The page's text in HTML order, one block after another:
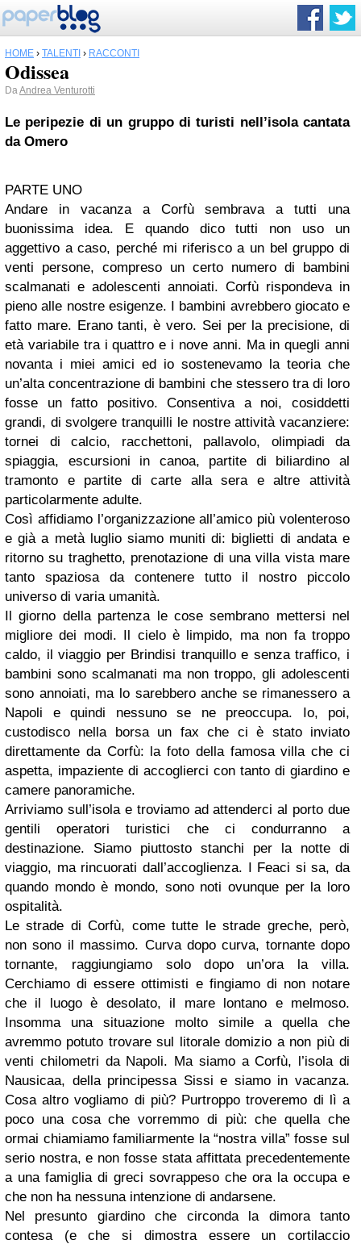
HOME › TALENTI › RACCONTI
Odissea
DaAndrea Venturotti
Le peripezie di un gruppo di turisti nell’isola cantata
da Omero
PARTE UNO
Andare in vacanza a Corfù sembrava a tutti una
buonissima idea. E quando dico tutti non uso un
aggettivo a caso, perché mi riferisco a un bel gruppo di
venti persone, compreso un certo numero di bambini
scalmanati e adolescenti annoiati. Corfù rispondeva in
pieno alle nostre esigenze. I bambini avrebbero giocato e
fatto mare. Erano tanti, è vero. Sei per la precisione, di
età variabile tra i quattro e i nove anni. Ma in quegli anni
novanta i miei amici ed io sostenevamo la teoria che
un’alta concentrazione di bambini che stessero tra di loro
fosse un fatto positivo. Consentiva a noi, cosiddetti
grandi, di svolgere tranquilli le nostre attività vacanziere:
tornei di calcio, racchettoni, pallavolo, olimpiadi da
spiaggia, escursioni in canoa, partite di biliardino al
tramonto e partite di carte alla sera e altre attività
particolarmente adulte.
Così affidiamo l’organizzazione all’amico più volenteroso
e già a metà luglio siamo muniti di: biglietti di andata e
ritorno su traghetto, prenotazione di una villa vista mare
tanto spaziosa da contenere tutto il nostro piccolo
universo di varia umanità.
Il giorno della partenza le cose sembrano mettersi nel
migliore dei modi. Il cielo è limpido, ma non fa troppo
caldo, il viaggio per Brindisi tranquillo e senza traffico, i
bambini sono scalmanati ma non troppo, gli adolescenti
sono annoiati, ma lo sarebbero anche se rimanessero a
Napoli e quindi nessuno se ne preoccupa. Io, poi,
custodisco nella borsa un fax che ci è stato inviato
direttamente da Corfù: la foto della famosa villa che ci
aspetta, impaziente di accoglierci con tanto di giardino e
camere panoramiche.
Arriviamo sull’isola e troviamo ad attenderci al porto due
gentili operatori turistici che ci condurranno a
destinazione. Siamo piuttosto stanchi per la notte di
viaggio, ma rincuorati dall’accoglienza. I Feaci si sa, da
quando mondo è mondo, sono noti ovunque per la loro
ospitalità.
Le strade di Corfù, come tutte le strade greche, però,
non sono il massimo. Curva dopo curva, tornante dopo
tornante, raggiungiamo solo dopo un’ora la villa.
Cerchiamo di essere ottimisti e fingiamo di non notare
che il luogo è desolato, il mare lontano e melmoso.
Insomma una situazione molto simile a quella che
avremmo potuto trovare sul litorale domizio a non più di
venti chilometri da Napoli. Ma siamo a Corfù, l’isola di
Nausicaa, della principessa Sissi e siamo in vacanza.
Cosa altro vogliamo di più? Purtroppo troveremo di lì a
poco una cosa che vorremmo di più: che quella che
ormai chiamiamo familiarmente la “nostra villa” fosse sul
serio nostra, e non fosse stata affittata precedentemente
a una famiglia di greci sovrappeso che ora la occupa e
che non ha nessuna intenzione di andarsene.
Nel presunto giardino che circonda la dimora tanto
contesa (e che si dimostra essere un cortilaccio